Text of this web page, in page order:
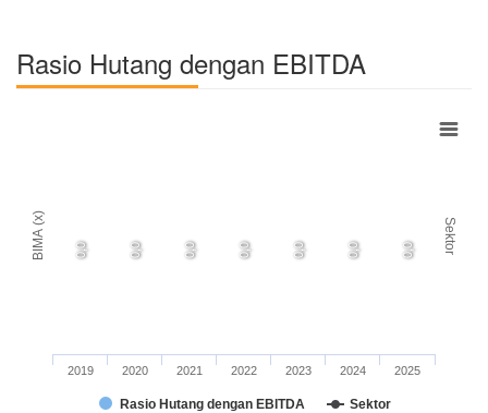
Rasio Hutang dengan EBITDA
BIMA (x) Sektor
0,0 0,0 0,0 0,0 0,0 0,0 0,0
Rasio Hutang dengan EBITDA Sektor
2019 2020 2021 2022 2023 2024 2025